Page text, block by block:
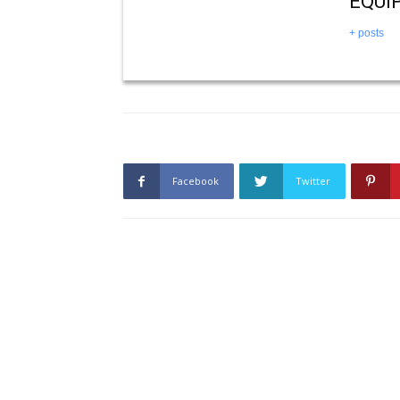
+ posts
Facebook Twitter